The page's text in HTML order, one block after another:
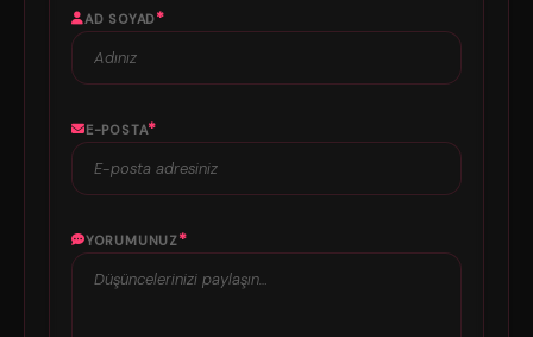
AD SOYAD*
E-POSTA*
YORUMUNUZ*